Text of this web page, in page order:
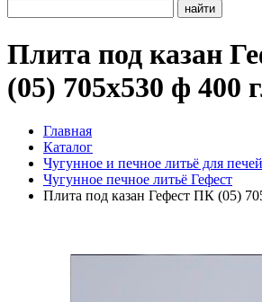
найти
Плита под казан
(05) 705x530 ф 400
Главная
Каталог
Чугунное и печное литьё для
Чугунное печное литьё Гефест
Плита под казан Гефест ПК (05)